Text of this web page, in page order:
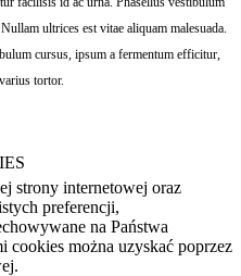
ultrices est vitae aliquam malesuada.
cursus, ipsum a fermentum efficitur,
tortor.
strony internetowej oraz
preferencji,
na Państwa
cookies można uzyskać poprzez